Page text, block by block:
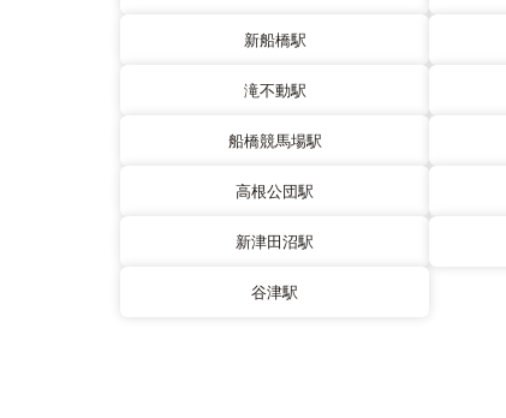
新船橋駅
滝不動駅
船橋競馬場駅
高根公団駅
新津田沼駅
谷津駅